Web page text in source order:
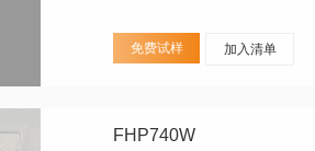
免费试样 加入清单
FHP740W